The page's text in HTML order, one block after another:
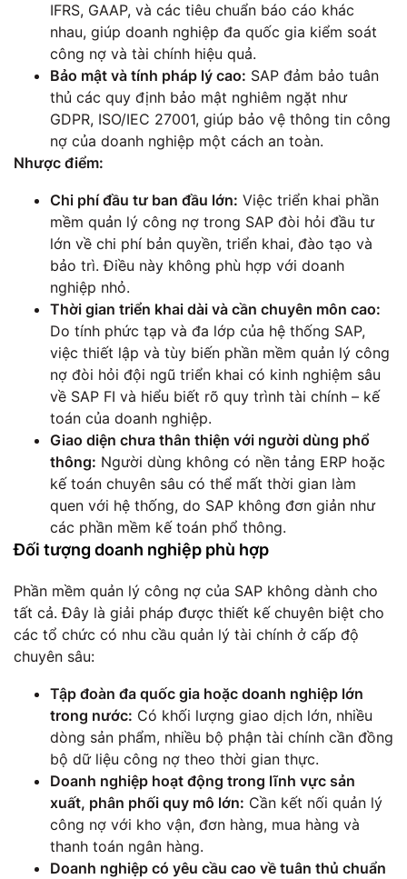
IFRS, GAAP, và các tiêu chuẩn báo cáo khác
nhau, giúp doanh nghiệp đa quốc gia kiểm soát
công nợ và tài chính hiệu quả.
Bảo mật và tính pháp lý cao: SAP đảm bảo tuân
thủ các quy định bảo mật nghiêm ngặt như
GDPR, ISO/IEC 27001, giúp bảo vệ thông tin công
nợ của doanh nghiệp một cách an toàn.
Nhược điểm:
Chi phí đầu tư ban đầu lớn: Việc triển khai phần
mềm quản lý công nợ trong SAP đòi hỏi đầu tư
lớn về chi phí bản quyền, triển khai, đào tạo và
bảo trì. Điều này không phù hợp với doanh
nghiệp nhỏ.
Thời gian triển khai dài và cần chuyên môn cao:
Do tính phức tạp và đa lớp của hệ thống SAP,
việc thiết lập và tùy biến phần mềm quản lý công
nợ đòi hỏi đội ngũ triển khai có kinh nghiệm sâu
về SAP FI và hiểu biết rõ quy trình tài chính – kế
toán của doanh nghiệp.
Giao diện chưa thân thiện với người dùng phổ
thông: Người dùng không có nền tảng ERP hoặc
kế toán chuyên sâu có thể mất thời gian làm
quen với hệ thống, do SAP không đơn giản như
các phần mềm kế toán phổ thông.
Đối tượng doanh nghiệp phù hợp
Phần mềm quản lý công nợ của SAP không dành cho
tất cả. Đây là giải pháp được thiết kế chuyên biệt cho
các tổ chức có nhu cầu quản lý tài chính ở cấp độ
chuyên sâu:
Tập đoàn đa quốc gia hoặc doanh nghiệp lớn
trong nước: Có khối lượng giao dịch lớn, nhiều
dòng sản phẩm, nhiều bộ phận tài chính cần đồng
bộ dữ liệu công nợ theo thời gian thực.
Doanh nghiệp hoạt động trong lĩnh vực sản
xuất, phân phối quy mô lớn: Cần kết nối quản lý
công nợ với kho vận, đơn hàng, mua hàng và
thanh toán ngân hàng.
Doanh nghiệp có yêu cầu cao về tuân thủ chuẩn